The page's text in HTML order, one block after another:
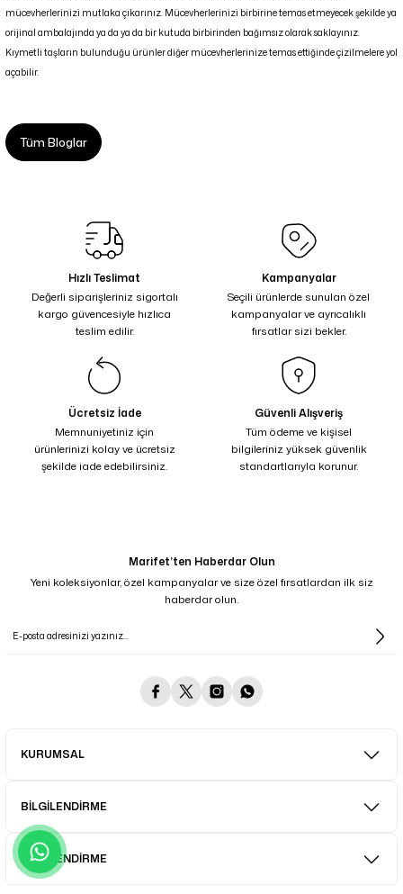
mücevherlerinizi mutlaka çıkarınız. Mücevherlerinizi birbirine temas etmeyecek şekilde ya
orijinal ambalajında ya da ya da bir kutuda birbirinden bağımsız olarak saklayınız.
Kıymetli taşların bulunduğu ürünler diğer mücevherlerinize temas ettiğinde çizilmelere yol
açabilir.
Tüm Bloglar
Hızlı Teslimat
Değerli siparişleriniz sigortalı
kargo güvencesiyle hızlıca
teslim edilir.
Kampanyalar
Seçili ürünlerde sunulan özel
kampanyalar ve ayrıcalıklı
fırsatlar sizi bekler.
Ücretsiz İade
Memnuniyetiniz için
ürünlerinizi kolay ve ücretsiz
şekilde iade edebilirsiniz.
Güvenli Alışveriş
Tüm ödeme ve kişisel
bilgileriniz yüksek güvenlik
standartlarıyla korunur.
Marifet’ten Haberdar Olun
Yeni koleksiyonlar, özel kampanyalar ve size özel fırsatlardan ilk siz
haberdar olun.
KURUMSAL
BİLGİLENDİRME
BİLGİLENDİRME